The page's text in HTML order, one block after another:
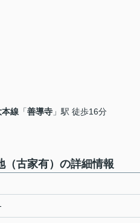
本線 「善導寺 」駅 徒歩16分
（古家有）の詳細情報